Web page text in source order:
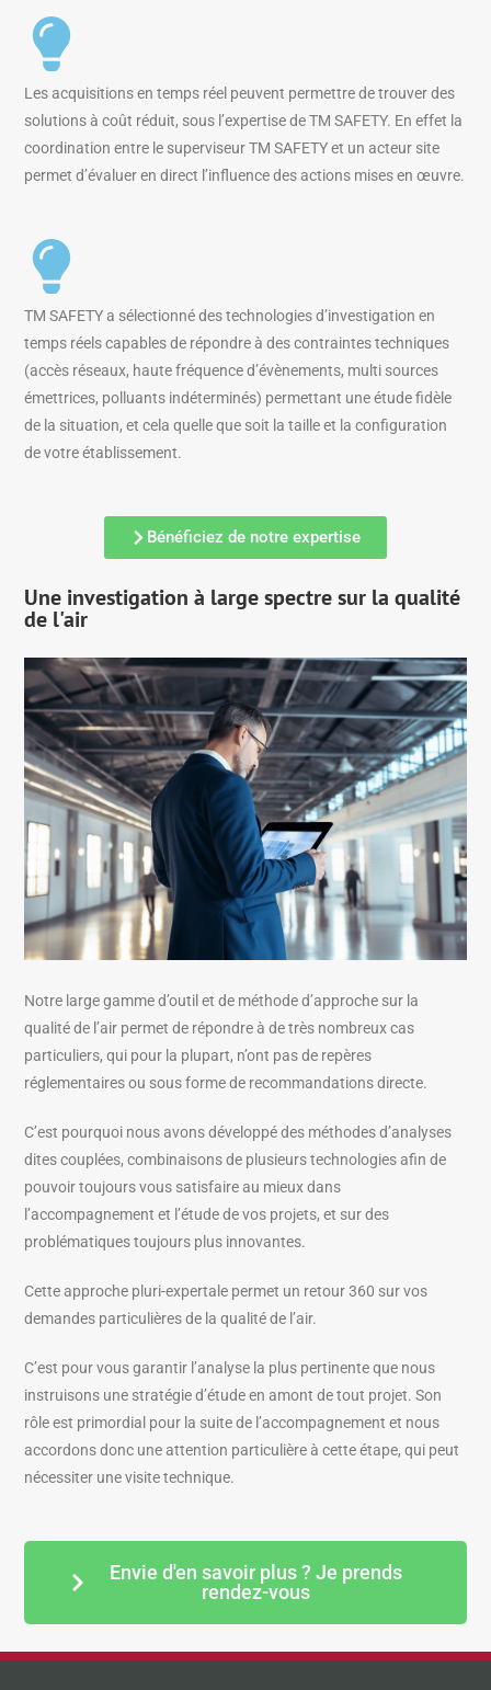
Les acquisitions en temps réel peuvent permettre de trouver des
solutions à coût réduit, sous l’expertise de TM SAFETY. En effet la
coordination entre le superviseur TM SAFETY et un acteur site
permet d’évaluer en direct l’influence des actions mises en œuvre.
TM SAFETY a sélectionné des technologies d’investigation en
temps réels capables de répondre à des contraintes techniques
(accès réseaux, haute fréquence d’évènements, multi sources
émettrices, polluants indéterminés) permettant une étude fidèle
de la situation, et cela quelle que soit la taille et la configuration
de votre établissement.
Bénéficiez de notre expertise
Une investigation à large spectre sur la qualité
de l'air
Notre large gamme d’outil et de méthode d’approche sur la
qualité de l’air permet de répondre à de très nombreux cas
particuliers, qui pour la plupart, n’ont pas de repères
réglementaires ou sous forme de recommandations directe.
C’est pourquoi nous avons développé des méthodes d’analyses
dites couplées, combinaisons de plusieurs technologies afin de
pouvoir toujours vous satisfaire au mieux dans
l’accompagnement et l’étude de vos projets, et sur des
problématiques toujours plus innovantes.
Cette approche pluri-expertale permet un retour 360 sur vos
demandes particulières de la qualité de l’air.
C’est pour vous garantir l’analyse la plus pertinente que nous
instruisons une stratégie d’étude en amont de tout projet. Son
rôle est primordial pour la suite de l’accompagnement et nous
accordons donc une attention particulière à cette étape, qui peut
nécessiter une visite technique.
Envie d'en savoir plus ? Je prends
rendez-vous